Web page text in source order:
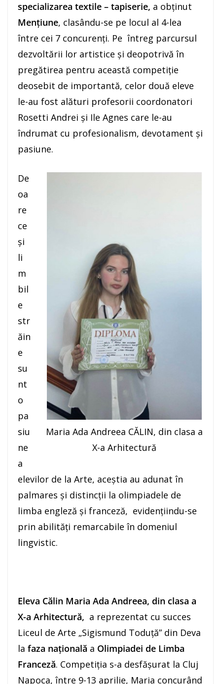
specializarea textile – tapiserie, a obținut
Mențiune, clasându-se pe locul al 4-lea
între cei 7 concurenți. Pe întreg parcursul
dezvoltării lor artistice și deopotrivă în
pregătirea pentru această competiție
deosebit de importantă, celor două eleve
le-au fost alături profesorii coordonatori
Rosetti Andrei și Ile Agnes care le-au
îndrumat cu profesionalism, devotament și
pasiune.
Maria Ada Andreea CĂLIN, din clasa a
X-a Arhitectură
De
oa
re
ce
și
li
m
bil
e
str
ăin
e
su
nt
o
pa
siu
ne
a
elevilor de la Arte, aceștia au adunat în
palmares și distincții la olimpiadele de
limba engleză și franceză, evidențiindu-se
prin abilități remarcabile în domeniul
lingvistic.
Eleva Călin Maria Ada Andreea, din clasa a
X-a Arhitectură, a reprezentat cu succes
Liceul de Arte „Sigismund Toduță” din Deva
la faza națională a Olimpiadei de Limba
Franceză. Competiția s-a desfășurat la Cluj
Napoca, între 9-13 aprilie, Maria concurând